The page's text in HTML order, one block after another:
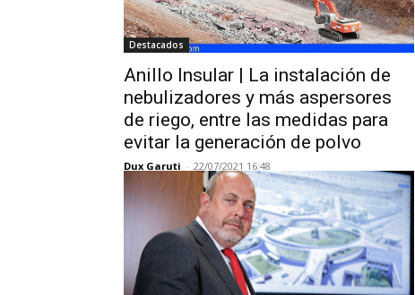
Destacados
Anillo Insular | La instalación de
nebulizadores y más aspersores
de riego, entre las medidas para
evitar la generación de polvo
Dux Garuti - 22/07/2021 16:48